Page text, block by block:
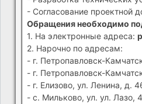
- Согласование проектной
Обращения необходимо
1. На электронные адреса:
2. Нарочно по адресам:
- г. Петропавловск-
- г. Петропавловск-
- г. Елизово, ул. Ленина, д.
- с. Мильково, ул. ул. Лазо,